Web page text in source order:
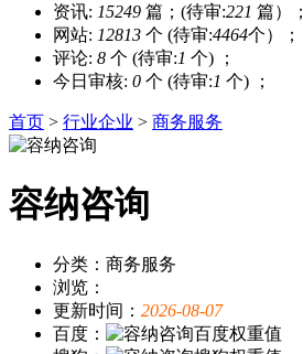
资讯: 15249 篇；(待审:221 篇）；
网站: 12813 个 (待审:4464个）；
评论: 8 个 (待审:1 个) ；
今日审核: 0 个 (待审:1 个) ；
首页 > 行业企业 > 商务服务
容纳咨询
分类：商务服务
浏览：
更新时间： 2026-08-07
百度：